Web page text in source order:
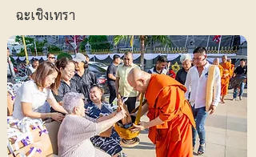
ฉะเชิงเทรา